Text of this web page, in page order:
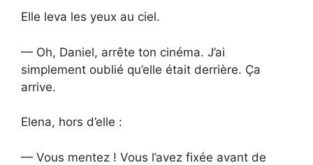
Elle leva les yeux au ciel.
— Oh, Daniel, arrête ton cinéma. J’ai
simplement oublié qu’elle était derrière. Ça
arrive.
Elena, hors d’elle :
— Vous mentez ! Vous l’avez fixée avant de